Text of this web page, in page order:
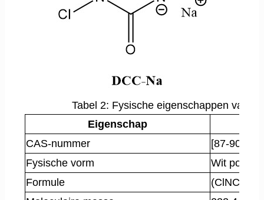
Tabel 2: Fysische eigenschappen van
Eigenschap
CAS-nummer
[87-90-1]
Fysische vorm
Wit poeder
Formule
(ClNCO)